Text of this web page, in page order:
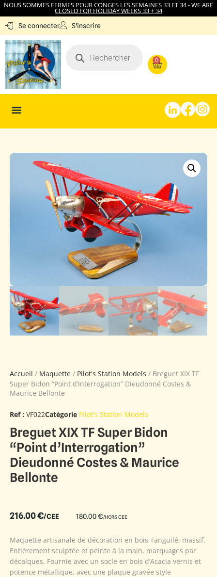
NOUS SOMMES FERMES POUR CONGES LES SEMAINES 33 ET 34 - WE ARE
CLOSED FOR HOLIDAY WEEKS 33 + 34
Se connecter S'inscrire
0
Accueil / Maquette / Pilot's Station Models / Breguet XIX TF
Super Bidon “Point d’Interrogation” Dieudonné Costes &
Maurice Bellonte
Ref : VF022Catégorie Pilot's Station Models
Breguet XIX TF Super Bidon
“Point d’Interrogation”
Dieudonné Costes & Maurice
Bellonte
216.00€/CEE 180.00€/HORS CEE
Maquette artisanale de décoration en bois Tanguilé, massif.
Entièrement sculptée et peinte à la main, marquages par
décalques. Fournie avec un socle en bois d’Acacia vernis et
potence métallique, avec une plaque gravée style